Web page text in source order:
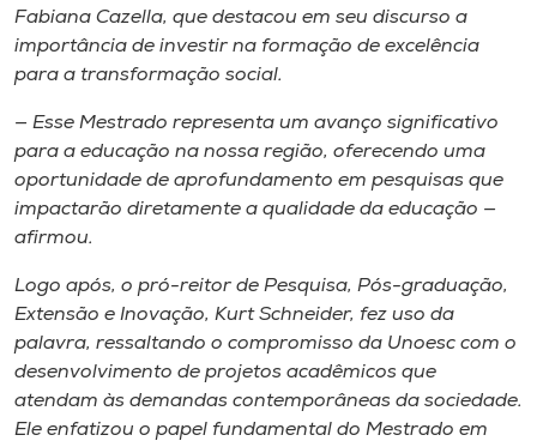
Selecione
A+
A-
Fabiana Cazella, que destacou em seu discurso a
importância de investir na formação de excelência
para a transformação social.
— Esse Mestrado representa um avanço significativo
para a educação na nossa região, oferecendo uma
oportunidade de aprofundamento em pesquisas que
impactarão diretamente a qualidade da educação —
afirmou.
Logo após, o pró-reitor de Pesquisa, Pós-graduação,
Extensão e Inovação, Kurt Schneider, fez uso da
palavra, ressaltando o compromisso da Unoesc com o
desenvolvimento de projetos acadêmicos que
atendam às demandas contemporâneas da sociedade.
Ele enfatizou o papel fundamental do Mestrado em